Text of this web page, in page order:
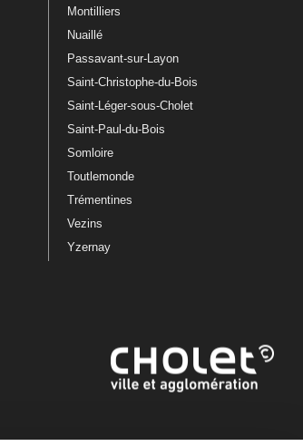
Montilliers
Nuaillé
Passavant-sur-Layon
Saint-Christophe-du-Bois
Saint-Léger-sous-Cholet
Saint-Paul-du-Bois
Somloire
Toutlemonde
Trémentines
Vezins
Yzernay